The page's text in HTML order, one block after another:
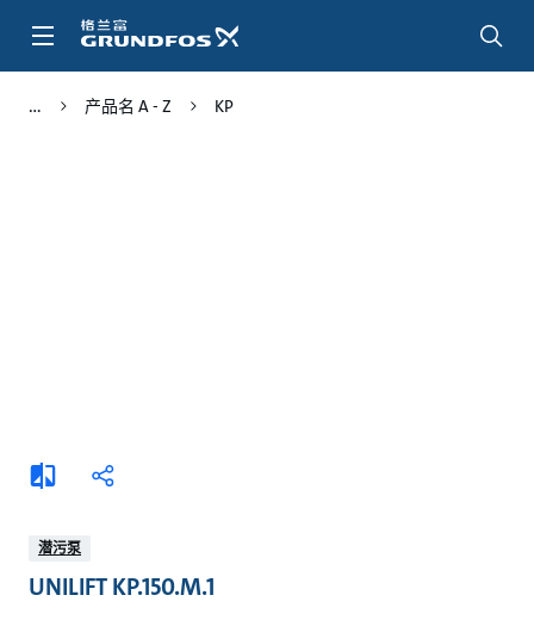
产品名 A - Z KP
添
加
较
分
潜污泵
UNILIFT KP.150.M.1